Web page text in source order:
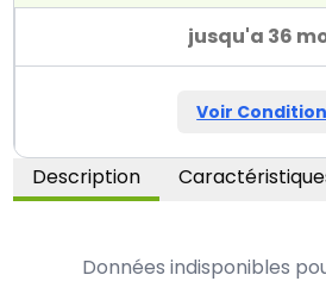
jusqu'a 36
Voir
Description
Données indisponibles